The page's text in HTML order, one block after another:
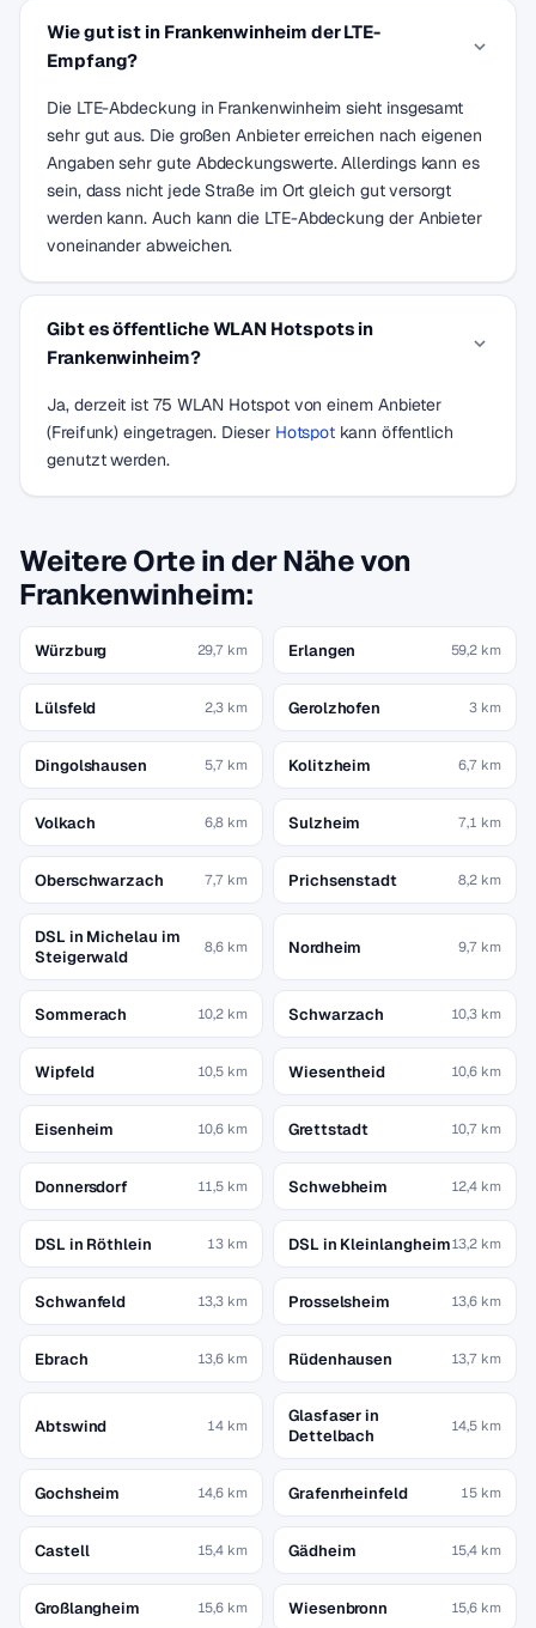
Wie gut ist in Frankenwinheim der LTE-
Empfang?
Die LTE-Abdeckung in Frankenwinheim sieht insgesamt
sehr gut aus. Die großen Anbieter erreichen nach eigenen
Angaben sehr gute Abdeckungswerte. Allerdings kann es
sein, dass nicht jede Straße im Ort gleich gut versorgt
werden kann. Auch kann die LTE-Abdeckung der Anbieter
voneinander abweichen.
Gibt es öffentliche WLAN Hotspots in
Frankenwinheim?
Ja, derzeit ist 75 WLAN Hotspot von einem Anbieter
(Freifunk) eingetragen. Dieser Hotspot kann öffentlich
genutzt werden.
Weitere Orte in der Nähe von
Frankenwinheim:
Würzburg 29,7 km Erlangen 59,2 km
Lülsfeld 2,3 km Gerolzhofen 3 km
Dingolshausen 5,7 km Kolitzheim 6,7 km
Volkach 6,8 km Sulzheim 7,1 km
Oberschwarzach 7,7 km Prichsenstadt 8,2 km
DSL in Michelau im
Steigerwald
8,6 km Nordheim 9,7 km
Sommerach 10,2 km Schwarzach 10,3 km
Wipfeld 10,5 km Wiesentheid 10,6 km
Eisenheim 10,6 km Grettstadt 10,7 km
Donnersdorf 11,5 km Schwebheim 12,4 km
DSL in Röthlein 13 km DSL in Kleinlangheim13,2 km
Schwanfeld 13,3 km Prosselsheim 13,6 km
Ebrach 13,6 km Rüdenhausen 13,7 km
Abtswind 14 km
Glasfaser in
Dettelbach
14,5 km
Gochsheim 14,6 km Grafenrheinfeld 15 km
Castell 15,4 km Gädheim 15,4 km
Großlangheim 15,6 km Wiesenbronn 15,6 km